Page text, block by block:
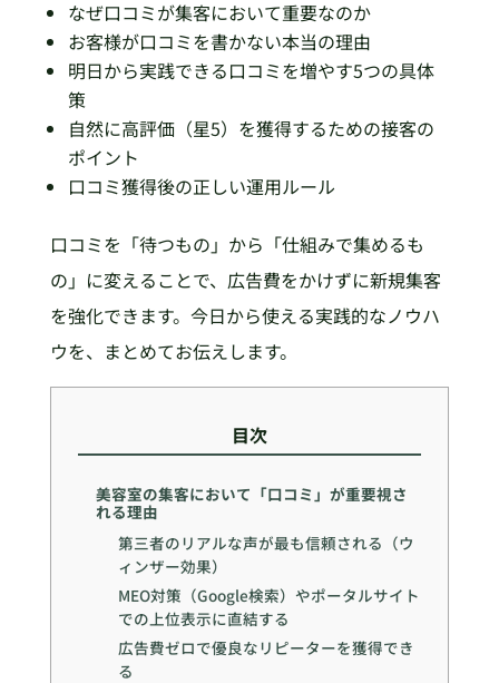
なぜ口コミが集客において重要なのか
お客様が口コミを書かない本当の理由
明日から実践できる口コミを増やす5つの具体
策
自然に高評価（星5）を獲得するための接客の
ポイント
口コミ獲得後の正しい運用ルール
口コミを「待つもの」から「仕組みで集めるも
の」に変えることで、広告費をかけずに新規集客
を強化できます。今日から使える実践的なノウハ
ウを、まとめてお伝えします。
目次
美容室の集客において「口コミ」が重要視さ
れる理由
第三者のリアルな声が最も信頼される（ウ
ィンザー効果）
MEO対策（Google検索）やポータルサイト
での上位表示に直結する
広告費ゼロで優良なリピーターを獲得でき
る